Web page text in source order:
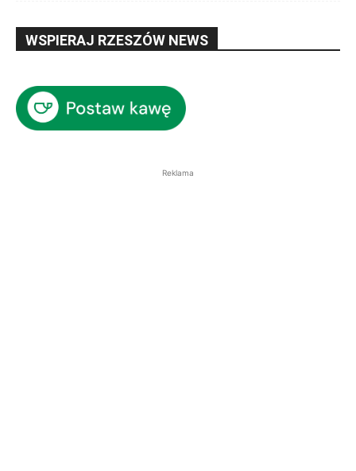
WSPIERAJ RZESZÓW NEWS
Reklama